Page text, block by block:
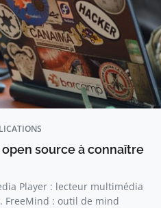
source à connaître
Player : lecteur multimédia
FreeMind : outil de mind